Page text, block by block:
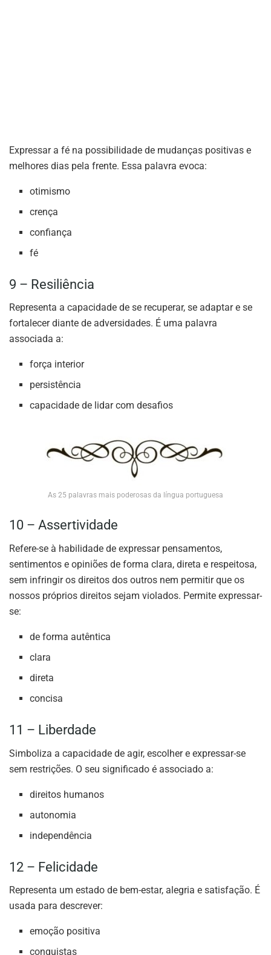
Expressar a fé na possibilidade de mudanças positivas e
melhores dias pela frente. Essa palavra evoca:
otimismo
crença
confiança
fé
9 – Resiliência
Representa a capacidade de se recuperar, se adaptar e se
fortalecer diante de adversidades. É uma palavra
associada a:
força interior
persistência
capacidade de lidar com desafios
As 25 palavras mais poderosas da língua portuguesa
10 – Assertividade
Refere-se à habilidade de expressar pensamentos,
sentimentos e opiniões de forma clara, direta e respeitosa,
sem infringir os direitos dos outros nem permitir que os
nossos próprios direitos sejam violados. Permite expressar-
se:
de forma autêntica
clara
direta
concisa
11 – Liberdade
Simboliza a capacidade de agir, escolher e expressar-se
sem restrições. O seu significado é associado a:
direitos humanos
autonomia
independência
12 – Felicidade
Representa um estado de bem-estar, alegria e satisfação. É
usada para descrever:
emoção positiva
conquistas